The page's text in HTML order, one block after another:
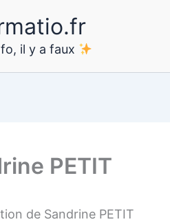
il y a faux
PETIT
de Sandrine PETIT